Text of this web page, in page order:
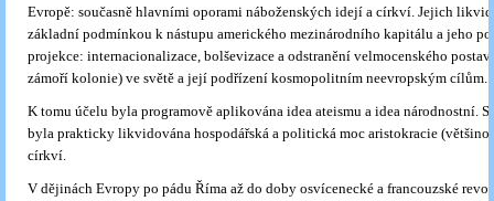
Evropě: současně hlavními oporami náboženských idejí a církví. Jejich
základní podmínkou k nástupu amerického mezinárodního kapitálu a jeho
projekce: internacionalizace, bolševizace a odstranění velmocenského
zámoří kolonie) ve světě a její podřízení kosmopolitním neevropským cílům.
K tomu účelu byla programově aplikována idea ateismu a idea národnostní.
byla prakticky likvidována hospodářská a politická moc aristokracie
církví.
V dějinách Evropy po pádu Říma až do doby osvícenecké a francouzské